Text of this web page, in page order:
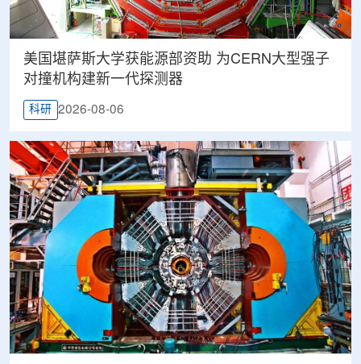
美国堪萨斯大学获能源部资助 为CERN大型强子
对撞机构建新一代探测器
科研 2026-08-06